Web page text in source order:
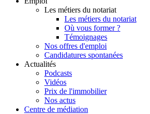
Les métiers du notariat
Les métiers du notariat
Où vous former ?
Témoignages
Nos offres d'emploi
Candidatures spontanées
Actualités
Podcasts
Vidéos
Prix de l'immobilier
Nos actus
Centre de médiation